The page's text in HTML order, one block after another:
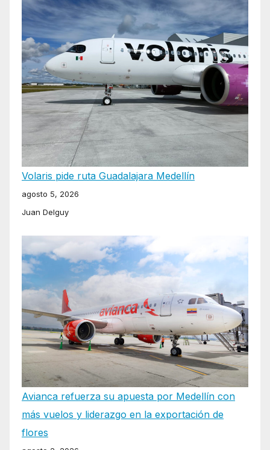
Volaris pide ruta Guadalajara Medellín
agosto 5, 2026
Juan Delguy
Avianca refuerza su apuesta por Medellín con
más vuelos y liderazgo en la exportación de
flores